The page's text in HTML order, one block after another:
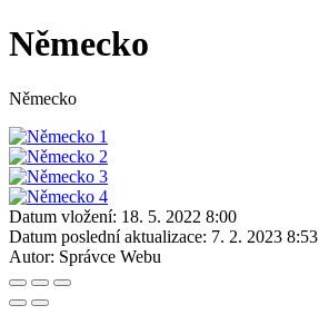
Německo
Německo
Datum vložení: 18. 5. 2022 8:00
Datum poslední aktualizace: 7. 2. 2023 8:53
Autor: Správce Webu